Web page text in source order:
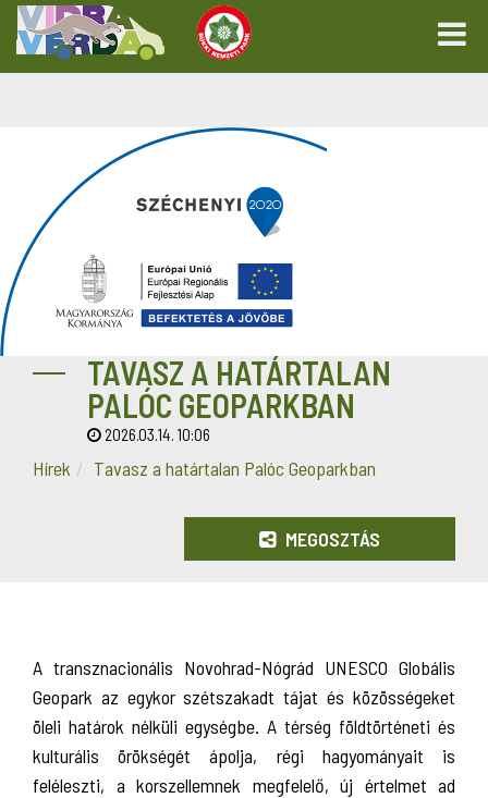
TAVASZ A HATÁRTALAN
PALÓC GEOPARKBAN
2026.03.14. 10:06
Hírek Tavasz a határtalan Palóc Geoparkban
MEGOSZTÁS
A transznacionális Novohrad-Nógrád UNESCO Globális
Geopark az egykor szétszakadt tájat és közösségeket
öleli határok nélküli egységbe. A térség földtörténeti és
kulturális örökségét ápolja, régi hagyományait is
feléleszti, a korszellemnek megfelelő, új értelmet ad